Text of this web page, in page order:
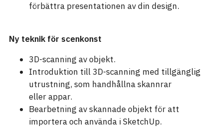
förbättra presentationen av din design.
Ny teknik för scenkonst
3D-scanning av objekt.
Introduktion till 3D-scanning med tillgänglig
utrustning, som handhållna skannrar
eller appar.
Bearbetning av skannade objekt för att
importera och använda i SketchUp.